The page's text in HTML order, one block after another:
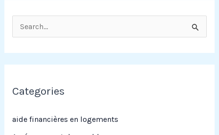
e
c
Categories
aide financières en logements